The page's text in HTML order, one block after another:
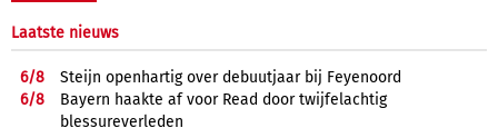
Laatste nieuws
6/8
Steijn openhartig over debuutjaar bij Feyenoord
6/8
Bayern haakte af voor Read door twijfelachtig
blessureverleden